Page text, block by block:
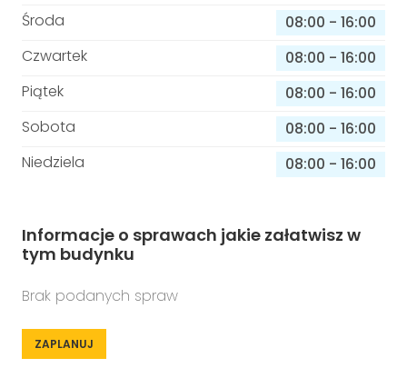
Środa
08:00 - 16:00
Czwartek
08:00 - 16:00
Piątek
08:00 - 16:00
Sobota
08:00 - 16:00
Niedziela
08:00 - 16:00
Informacje o sprawach jakie załatwisz w
tym budynku
Brak podanych spraw
ZAPLANUJ